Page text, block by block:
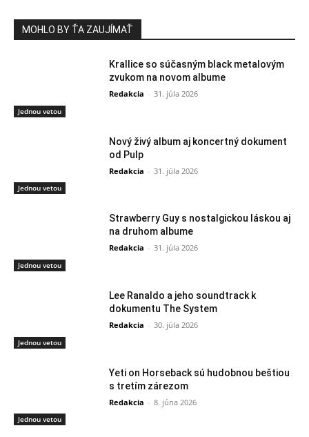
MOHLO BY ŤA ZAUJÍMAŤ
Jednou vetou
Krallice so súčasným black metalovým
zvukom na novom albume
Redakcia - 31. júla 2026
Jednou vetou
Nový živý album aj koncertný dokument
od Pulp
Redakcia - 31. júla 2026
Jednou vetou
Strawberry Guy s nostalgickou láskou aj
na druhom albume
Redakcia - 31. júla 2026
Jednou vetou
Lee Ranaldo a jeho soundtrack k
dokumentu The System
Redakcia - 30. júla 2026
Jednou vetou
Yeti on Horseback sú hudobnou beštiou
s tretím zárezom
Redakcia - 8. júna 2026